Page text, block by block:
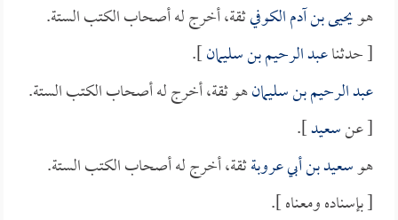
هويحيى بن آدم الكوفيثقة، أخرج له أصحاب الكتب الستة.
[ حدثناعبد الرحيم بن سليمان].
عبد الرحيم بن سليمانهو ثقة، أخرج له أصحاب الكتب الستة.
[ عنسعيد].
هوسعيد بن أبي عروبةثقة، أخرج له أصحاب الكتب الستة.
[ بإسناده ومعناه ].